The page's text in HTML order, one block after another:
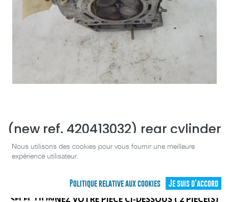
(new ref. 420413032) rear cylinder
head ass'y
(0 avis)
SÉLECTIONNEZ VOTRE PIÈCE CI-DESSOUS ( 2 PIÈCE(S)
Nous utilisons des cookies pour vous fournir une meilleure
expérience utilisateur.
Politique relative aux cookies Je suis d'accord